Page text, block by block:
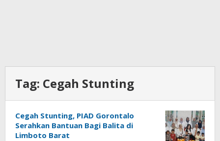
Tag: Cegah Stunting
Cegah Stunting, PIAD Gorontalo
Serahkan Bantuan Bagi Balita di
Limboto Barat